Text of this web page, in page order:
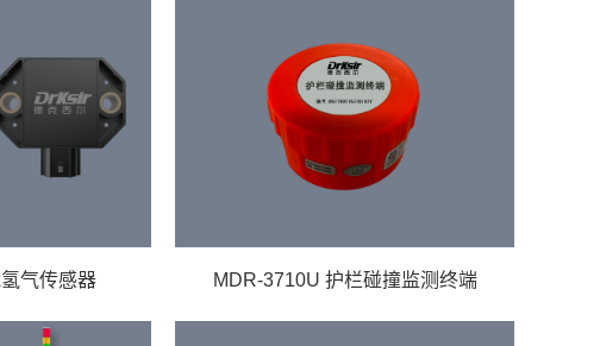
气传感器 MDR-3710U 护栏碰撞监测终端